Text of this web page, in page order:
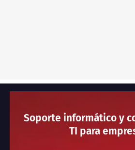
Soporte informático y
TI para